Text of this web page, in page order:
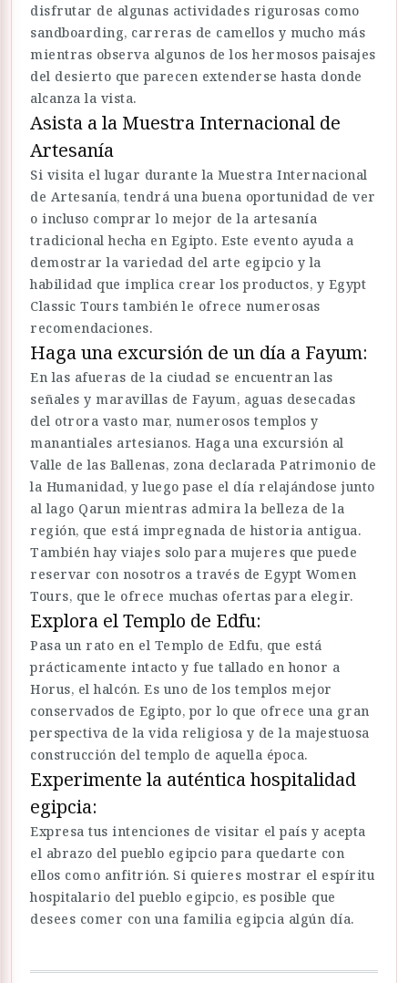
disfrutar de algunas actividades rigurosas como
sandboarding, carreras de camellos y mucho más
mientras observa algunos de los hermosos paisajes
del desierto que parecen extenderse hasta donde
alcanza la vista.
Asista a la Muestra Internacional de
Artesanía
Si visita el lugar durante la Muestra Internacional
de Artesanía, tendrá una buena oportunidad de ver
o incluso comprar lo mejor de la artesanía
tradicional hecha en Egipto. Este evento ayuda a
demostrar la variedad del arte egipcio y la
habilidad que implica crear los productos, y Egypt
Classic Tours también le ofrece numerosas
recomendaciones.
Haga una excursión de un día a Fayum:
En las afueras de la ciudad se encuentran las
señales y maravillas de Fayum, aguas desecadas
del otrora vasto mar, numerosos templos y
manantiales artesianos. Haga una excursión al
Valle de las Ballenas, zona declarada Patrimonio de
la Humanidad, y luego pase el día relajándose junto
al lago Qarun mientras admira la belleza de la
región, que está impregnada de historia antigua.
También hay viajes solo para mujeres que puede
reservar con nosotros a través de Egypt Women
Tours, que le ofrece muchas ofertas para elegir.
Explora el Templo de Edfu:
Pasa un rato en el Templo de Edfu, que está
prácticamente intacto y fue tallado en honor a
Horus, el halcón. Es uno de los templos mejor
conservados de Egipto, por lo que ofrece una gran
perspectiva de la vida religiosa y de la majestuosa
construcción del templo de aquella época.
Experimente la auténtica hospitalidad
egipcia:
Expresa tus intenciones de visitar el país y acepta
el abrazo del pueblo egipcio para quedarte con
ellos como anfitrión. Si quieres mostrar el espíritu
hospitalario del pueblo egipcio, es posible que
desees comer con una familia egipcia algún día.